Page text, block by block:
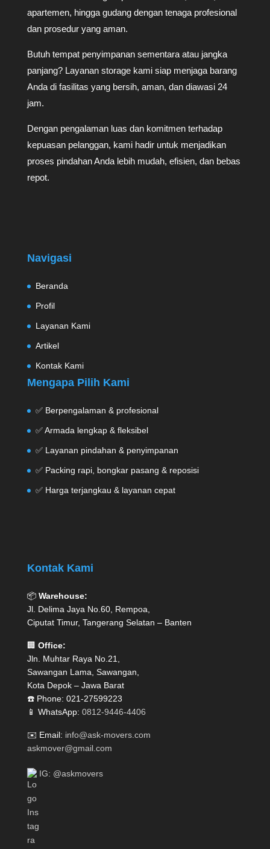
apartemen, hingga gudang dengan tenaga profesional
dan prosedur yang aman.
Butuh tempat penyimpanan sementara atau jangka
panjang? Layanan storage kami siap menjaga barang
Anda di fasilitas yang bersih, aman, dan diawasi 24
jam.
Dengan pengalaman luas dan komitmen terhadap
kepuasan pelanggan, kami hadir untuk menjadikan
proses pindahan Anda lebih mudah, efisien, dan bebas
repot.
Navigasi
Beranda
Profil
Layanan Kami
Artikel
Kontak Kami
Mengapa Pilih Kami
✅ Berpengalaman & profesional
✅ Armada lengkap & fleksibel
✅ Layanan pindahan & penyimpanan
✅ Packing rapi, bongkar pasang & reposisi
✅ Harga terjangkau & layanan cepat
Kontak Kami
📦 Warehouse:
Jl. Delima Jaya No.60, Rempoa,
Ciputat Timur, Tangerang Selatan – Banten
🏢 Office:
Jln. Muhtar Raya No.21,
Sawangan Lama, Sawangan,
Kota Depok – Jawa Barat
☎️ Phone: 021-27599223
📱 WhatsApp: 0812-9446-4406
✉️ Email: info@ask-movers.com
askmover@gmail.com
IG: @askmovers